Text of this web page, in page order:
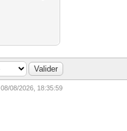
08/08/2026, 18:35:59